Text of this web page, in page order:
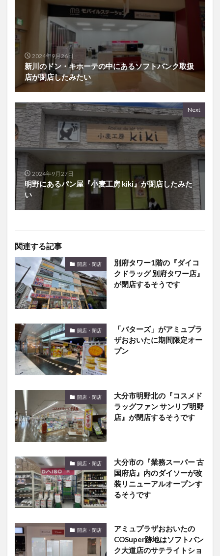
2024年9月26日
新川のドン・キホーテの中にあるソフトバンク取扱
店が閉店したみたい
Next
2024年9月27日
明野にあるパン屋『小麦工房 kiki』が閉店したみた
い
関連する記事
開店・閉店
別府タワー1階の『ダイコ
クドラッグ 別府タワー店』
が閉店するそうです
開店・閉店
「バターズ」がアミュプラ
ザおおいたに期間限定オー
プン
開店・閉店
大分市明野北の『コスメド
ラッグファン サンリブ明野
店』が閉店するそうです
開店・閉店
大分市の『業務スーパー 古
国府店』内のダイソーが改
装リニューアルオープンす
るそうです
開店・閉店
アミュプラザおおいたの
COSuper跡地はソフトバン
ク大道店のサテライトショ